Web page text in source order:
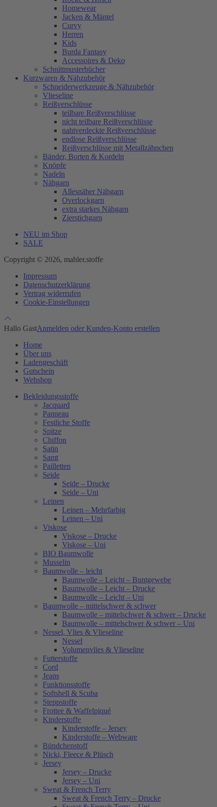
Homewear
Jacken & Mäntel
Curvy
Herren
Kids
Burda Fantasy
Accessoires & Deko
Schnittmusterbücher
Kurzwaren & Nähzubehör
Schneiderwerkzeuge & Nähzubehör
Vlieseline
Reißverschlüsse
teilbare Reißverschlüsse
nicht teilbare Reißverschlüsse
nahtverdeckte Reißverschlüsse
endlose Reißverschlüsse
Reißverschlüsse mit Metallzähnchen
Bänder, Borten & Kordeln
Knöpfe
Nadeln
Nähgarn
Allesnäher Nähgarn
Overlockgarn
extra starkes Nähgarn
Zierstichgarn
NEU im Shop
SALE
Copyright © 2026, mahler.stoffe
Impressum
Datenschutzerklärung
Vertrag widerrufen
Cookie-Einstellungen
Hallo GastAnmelden oder Kunden-Konto erstellen
Home
Über uns
Ladengeschäft
Gutschein
Webshop
Bekleidungsstoffe
Jacquard
Panneau
Festliche Stoffe
Spitze
Chiffon
Satin
Samt
Pailletten
Seide
Seide – Drucke
Seide – Uni
Leinen
Leinen – Mehrfarbig
Leinen – Uni
Viskose
Viskose – Drucke
Viskose – Uni
BIO Baumwolle
Musselin
Baumwolle – leicht
Baumwolle – Leicht – Buntgewebe
Baumwolle – Leicht – Drucke
Baumwolle – Leicht – Uni
Baumwolle – mittelschwer & schwer
Baumwolle – mittelschwer & schwer – Drucke
Baumwolle – mittelschwer & schwer – Uni
Nessel, Vlies & Vlieseline
Nessel
Volumenvlies & Vlieseline
Futterstoffe
Cord
Jeans
Funktionsstoffe
Softshell & Scuba
Steppstoffe
Frottee & Waffelpiqué
Kinderstoffe
Kinderstoffe – Jersey
Kinderstoffe – Webware
Bündchenstoff
Nicki, Fleece & Plüsch
Jersey
Jersey – Drucke
Jersey – Uni
Sweat & French Terry
Sweat & French Terry – Drucke